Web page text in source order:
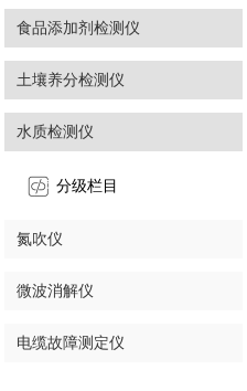
食品添加剂检测仪
土壤养分检测仪
水质检测仪
分级栏目
氮吹仪
微波消解仪
电缆故障测定仪